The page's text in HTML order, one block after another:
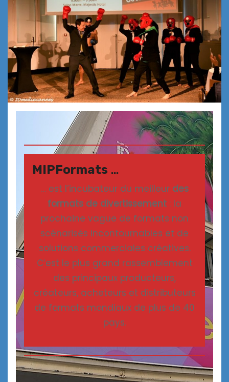
MIPFormats …
… est l’incubateur du meilleur des
formats de divertissement : la
prochaine vague de formats non
scénarisés incontournables et de
solutions commerciales créatives.
C’est le plus grand rassemblement
des principaux producteurs,
créateurs, acheteurs et distributeurs
de formats mondiaux de plus de 40
pays.